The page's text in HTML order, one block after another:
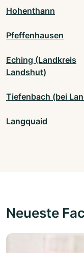
Hohenthann
Pfeffenhausen
Eching (Landkreis
Landshut)
Tiefenbach (bei
Langquaid
Neueste